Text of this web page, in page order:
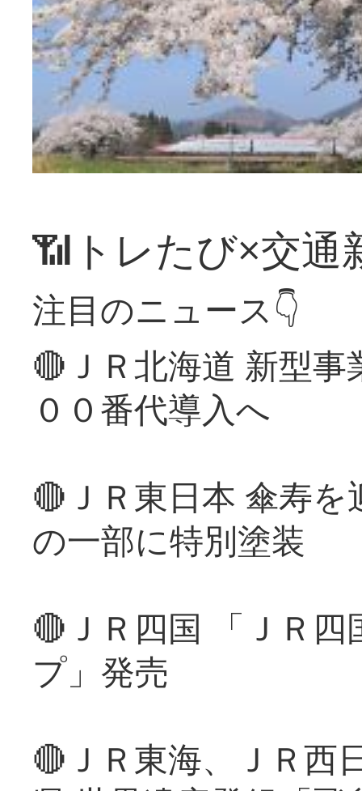
📶トレたび×交通
注目のニュース👇
🔴ＪＲ北海道 新型
００番代導入へ
🔴ＪＲ東日本 傘寿
の一部に特別塗装
🔴ＪＲ四国 「ＪＲ
プ」発売
🔴ＪＲ東海、ＪＲ西